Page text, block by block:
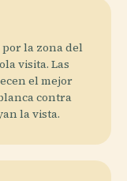
la zona del
visita. Las
el mejor
contra
la vista.